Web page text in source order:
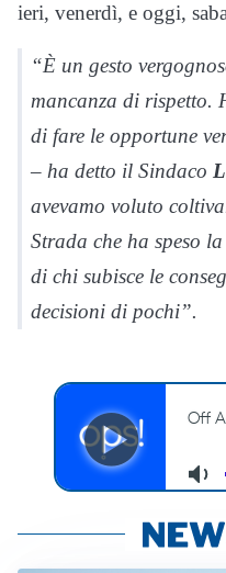
ieri, venerdì, e oggi,
“È un gesto
mancanza di rispetto.
di fare le opportune
– ha detto il Sindaco
avevamo voluto
Strada che ha speso
di chi subisce le
decisioni di pochi”.